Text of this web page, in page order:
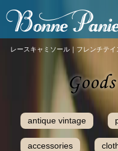
レースキャミソール｜フレンチテ
antique vintage
accessories